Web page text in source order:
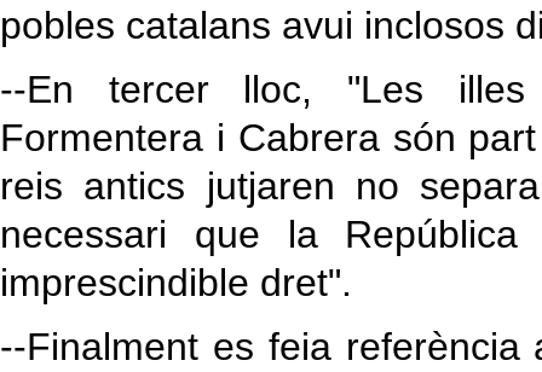
pobles catalans avui inclosos
--En tercer lloc, "Les illes
Formentera i Cabrera són
reis antics jutjaren no
necessari que la
imprescindible dret".
--Finalment es feia